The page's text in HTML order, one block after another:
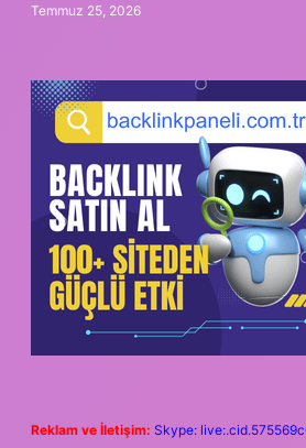
Temmuz 25, 2026
Reklam ve İletişim: Skype: